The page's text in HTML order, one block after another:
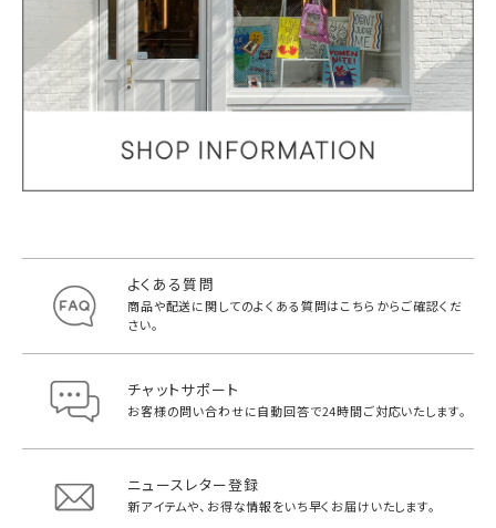
よくある質問
商品や配送に関してのよくある質問はこちらからご確認くだ
さい。
チャットサポート
お客様の問い合わせに自動回答で24時間ご対応いたします。
ニュースレター登録
新アイテムや、お得な情報をいち早く お届けいたします。